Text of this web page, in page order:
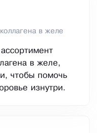
в желе
в желе,
чтобы помочь
изнутри.